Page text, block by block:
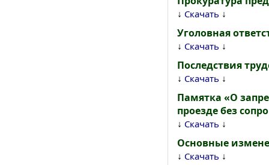
↓ Скачать ↓
Уголовная
↓ Скачать ↓
Последствия
↓ Скачать ↓
Памятка «О
проезде без
↓ Скачать ↓
Основные
↓ Скачать ↓